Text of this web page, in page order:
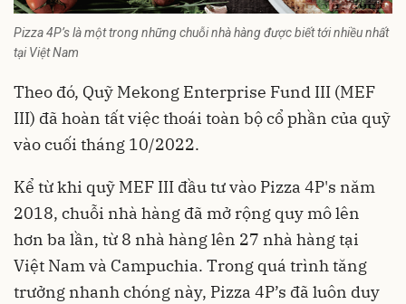
Pizza 4P’s là một trong những chuỗi nhà hàng được biết tới nhiều nhất
tại Việt Nam
Theo đó, Quỹ Mekong Enterprise Fund III (MEF
III) đã hoàn tất việc thoái toàn bộ cổ phần của quỹ
vào cuối tháng 10/2022.
Kể từ khi quỹ MEF III đầu tư vào Pizza 4P's năm
2018, chuỗi nhà hàng đã mở rộng quy mô lên
hơn ba lần, từ 8 nhà hàng lên 27 nhà hàng tại
Việt Nam và Campuchia. Trong quá trình tăng
trưởng nhanh chóng này, Pizza 4P’s đã luôn duy